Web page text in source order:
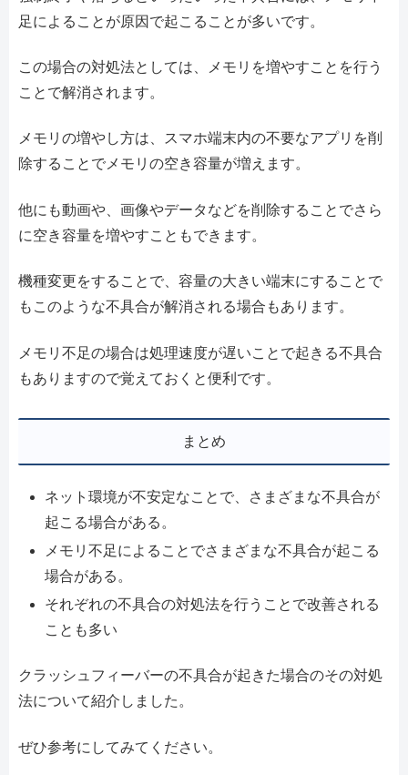
足によることが原因で起こることが多いです。
この場合の対処法としては、メモリを増やすことを行う
ことで解消されます。
メモリの増やし方は、スマホ端末内の不要なアプリを削
除することでメモリの空き容量が増えます。
他にも動画や、画像やデータなどを削除することでさら
に空き容量を増やすこともできます。
機種変更をすることで、容量の大きい端末にすることで
もこのような不具合が解消される場合もあります。
メモリ不足の場合は処理速度が遅いことで起きる不具合
もありますので覚えておくと便利です。
まとめ
ネット環境が不安定なことで、さまざまな不具合が
起こる場合がある。
メモリ不足によることでさまざまな不具合が起こる
場合がある。
それぞれの不具合の対処法を行うことで改善される
ことも多い
クラッシュフィーバーの不具合が起きた場合のその対処
法について紹介しました。
ぜひ参考にしてみてください。